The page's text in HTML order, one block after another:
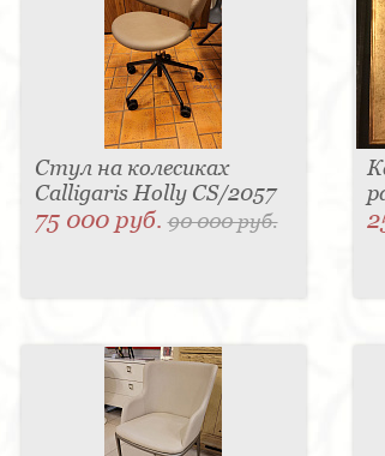
Стул на колесиках
Calligaris Holly CS/2057
75 000 руб.90 000 руб.